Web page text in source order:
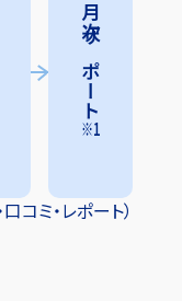
月次
サポート
※1
コミ・レポート）